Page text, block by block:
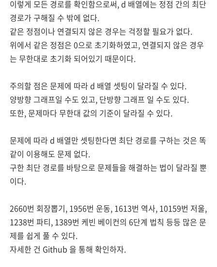
이렇게 모든 경로를 확인함으로써, d 배열에는 정점 간의 최단
경로가 구해질 수 밖에 없다.
같은 정점이나 연결되지 않은 경우는 걱정할 필요가 없다.
위에서 같은 정점은 0으로 초기화하였고, 연결되지 않은 경우
는 무한대로 초기화 되어있기 때문이다.
주의할 점은 문제에 따라 d 배열 셋팅이 달라질 수 있다.
양방향 그래프일 수도 있고, 단방향 그래프 일 수도 있다.
또한, 문제마다 무한대 값의 기준이 달라질 수 있다.
문제에 따라 d 배열만 셋팅한다면 최단 경로를 구하는 것은 똑
같이 이용해도 문제 없다.
구한 최단 경로를 바탕으로 문제들을 해결하는 법이 달라질 뿐
이다.
2660번 회장뽑기, 1956번 운동, 1613번 역사, 10159번 저울,
1238번 파티, 1389번 케빈 베이컨의 6단계 법칙 등등 많은 문
제를 쉽게 풀 수 있다.
자세한 건 Github 을 통해 확인하자.